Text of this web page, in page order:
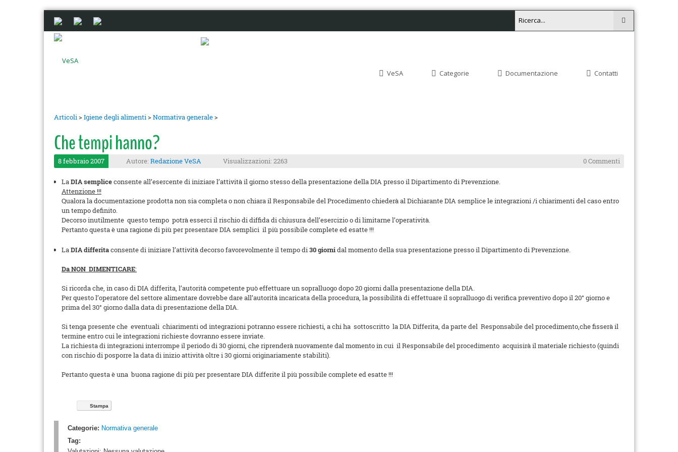
VeSA Categorie Documentazione Contatti
Articoli>Igiene degli alimenti>Normativa generale>
Che tempi hanno?
8 febbraio 2007 Autore: Redazione VeSA Visualizzazioni: 2263 0 Commenti
LaDIA sempliceconsente all’esercente di iniziare l’attività il giorno stesso della presentazione della DIA presso il Dipartimento di Prevenzione.
Attenzione !!!
Qualora la documentazione prodotta non sia completa o non chiara il Responsabile del Procedimento chiederà al Dichiarante DIA semplice le integrazioni /i chiarimenti del caso entro
un tempo definito.
Decorso inutilmente questo tempo potrà esserci il rischio di diffida di chiusura dell’esercizio o di limitarne l’operatività.
Pertanto questa è una ragione di più per presentare DIA semplici il più possibile complete ed esatte !!!
LaDIA differitaconsente di iniziare l’attività decorso favorevolmente il tempo di30 giornidal momento della sua presentazione presso il Dipartimento di Prevenzione.
Da NON DIMENTICARE:
Si ricorda che, in caso di DIA differita, l’autorità competente può effettuare un sopralluogo dopo 20 giorni dalla presentazione della DIA.
Per questo l’operatore del settore alimentare dovrebbe dare all’autorità incaricata della procedura, la possibilità di effettuare il sopralluogo di verifica preventivo dopo il 20° giorno e
prima del 30° giorno dalla data di presentazione della DIA.
Si tenga presente che eventuali chiarimenti od integrazioni potranno essere richiesti, a chi ha sottoscritto la DIA Differita, da parte del Responsabile del procedimento,che fisserà il
termine entro cui le integrazioni richieste dovranno essere inviate.
La richiesta di integrazioni interrompe il periodo di 30 giorni, che riprenderà nuovamente dal momento in cui il Responsabile del procedimento acquisirà il materiale richiesto (quindi
con rischio di posporre la data di inizio attività oltre i 30 giorni originariamente stabiliti).
Pertanto questa è una buona ragione di più per presentare DIA differite il più possibile complete ed esatte !!!
Stampa
Categorie: Normativa generale
Tag: